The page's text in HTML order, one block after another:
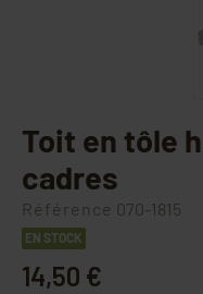
Toit en tôle
cadres
Référence 070-1815
EN STOCK
14,50 €